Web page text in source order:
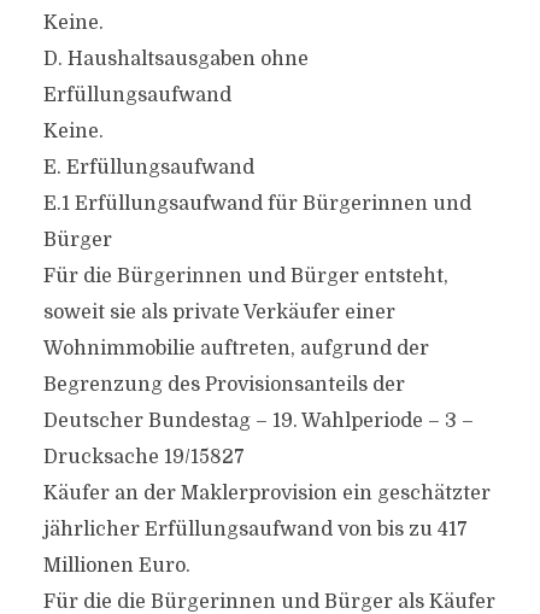
Keine.
D. Haushaltsausgaben ohne
Erfüllungsaufwand
Keine.
E. Erfüllungsaufwand
E.1 Erfüllungsaufwand für Bürgerinnen und
Bürger
Für die Bürgerinnen und Bürger entsteht,
soweit sie als private Verkäufer einer
Wohnimmobilie auftreten, aufgrund der
Begrenzung des Provisionsanteils der
Deutscher Bundestag – 19. Wahlperiode – 3 –
Drucksache 19/15827
Käufer an der Maklerprovision ein geschätzter
jährlicher Erfüllungsaufwand von bis zu 417
Millionen Euro.
Für die die Bürgerinnen und Bürger als Käufer